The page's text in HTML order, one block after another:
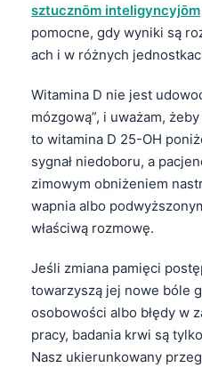
sztucznōm inteligyncyjōm
pomocne, gdy wyniki są
ach i w różnych
Witamina D nie jest
mózgową”, i uważam,
to witamina D 25-OH
sygnał niedoboru, a
zimowym obniżeniem
wapnia albo
właściwą rozmowę.
Jeśli zmiana pamięci
towarzyszą jej nowe bóle
osobowości albo błędy w
pracy, badania krwi są
Nasz ukierunkowany
తెలుగు
தமிழ்
ગુજરાતી
മലയാളം
Bahasa Melayu
Tiếng Việt
Tagalog
ភាសាខ្មែរ
Kiswahili